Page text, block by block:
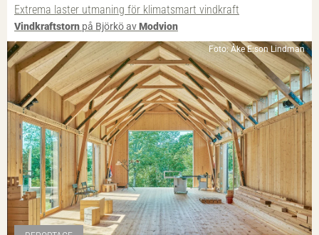
Extrema laster utmaning för klimatsmart vindkraft
Vindkraftstorn på Björkö avModvion
Foto: Åke E:son Lindman